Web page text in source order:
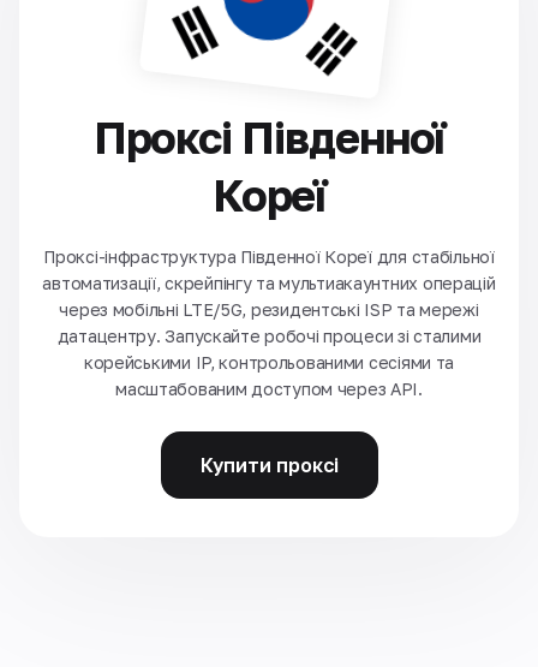
Проксі Південної
Кореї
Проксі-інфраструктура Південної Кореї для стабільної
автоматизації, скрейпінгу та мультиакаунтних операцій
через мобільні LTE/5G, резидентські ISP та мережі
датацентру. Запускайте робочі процеси зі сталими
корейськими IP, контрольованими сесіями та
масштабованим доступом через API.
Купити проксі